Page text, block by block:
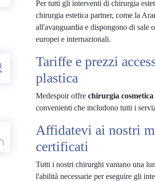
Per tutti gli interventi di chirurgia
chirurgia estetica partner, come la
all'avanguardia e dispongono di sale
europei e internazionali.
Tariffe e prezzi
plastica
Medespoir offre chirurgia
convenienti che includono tutti i
Affidatevi ai nostri
certificati
Tutti i nostri chirurghi vantano una
l'abilità necessarie per eseguire gli